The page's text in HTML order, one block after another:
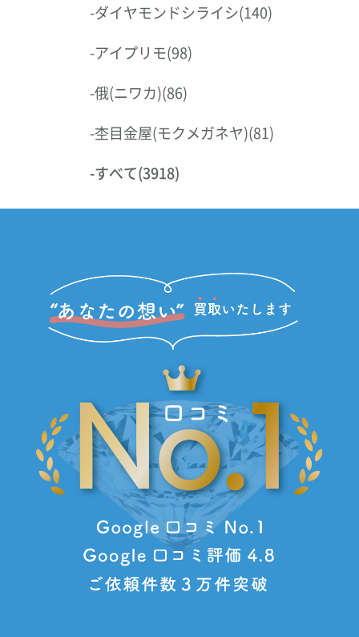
-ダイヤモンドシライシ(140)
-アイプリモ(98)
-俄(ニワカ)(86)
-杢目金屋(モクメガネヤ)(81)
-すべて(3918)